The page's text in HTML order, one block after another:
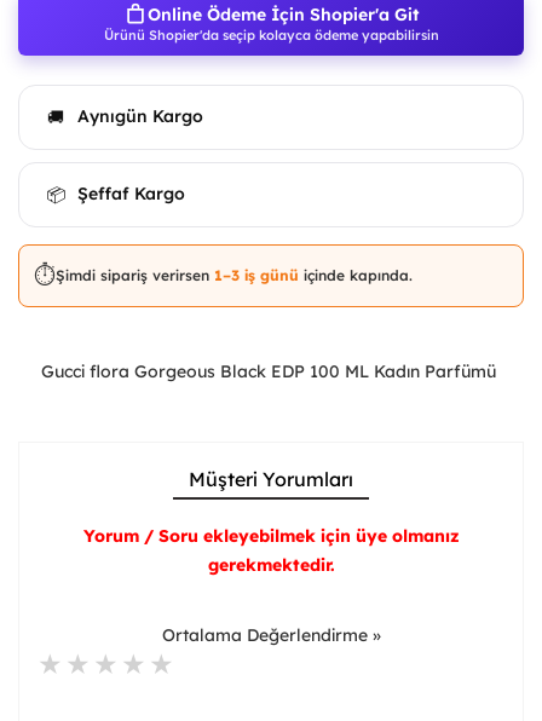
Online Ödeme İçin Shopier'a Git
Ürünü Shopier'da seçip kolayca ödeme yapabilirsin
🚚 Aynıgün Kargo
📦 Şeffaf Kargo
⏱️Şimdi sipariş verirsen 1–3 iş günü içinde kapında.
Gucci flora Gorgeous Black EDP 100 ML Kadın Parfümü
Müşteri Yorumları
Yorum / Soru ekleyebilmek için üye olmanız
gerekmektedir.
Ortalama Değerlendirme »